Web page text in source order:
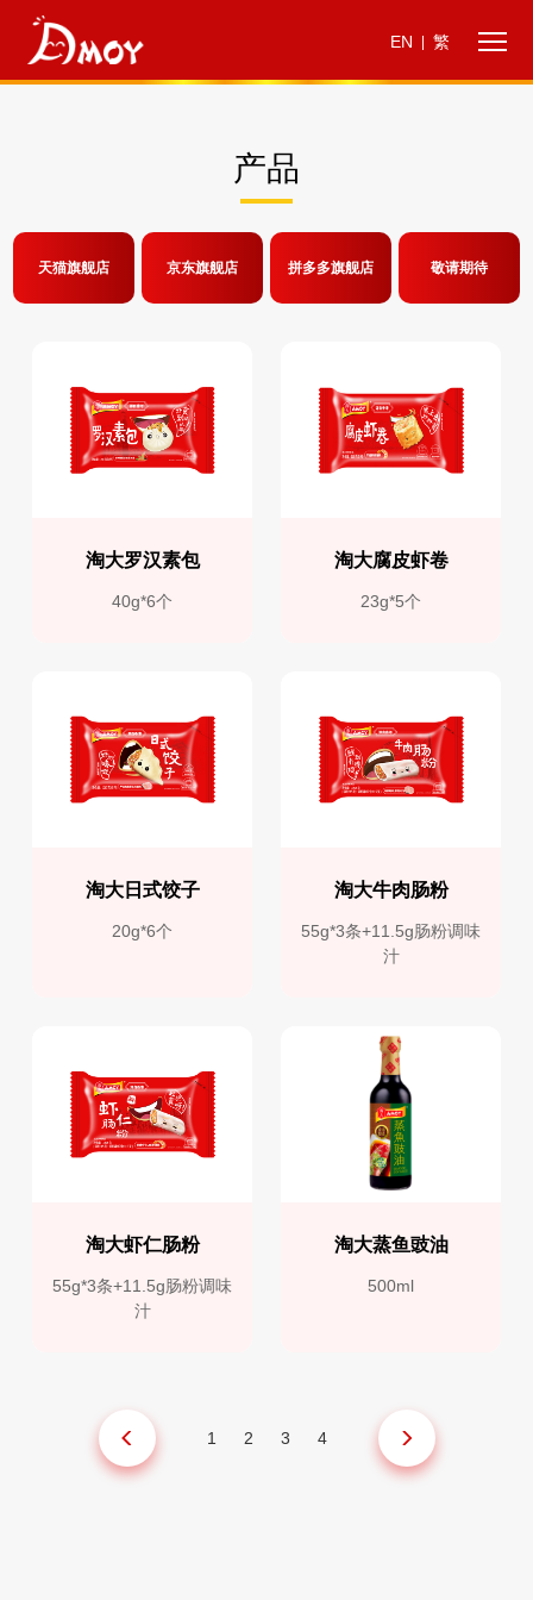
EN 繁
产品
天猫旗舰店 京东旗舰店 拼多多旗舰店 敬请期待
淘大罗汉素包
40g*6个
淘大腐皮虾卷
23g*5个
淘大日式饺子
20g*6个
淘大牛肉肠粉
55g*3条+11.5g肠粉调味
汁
淘大虾仁肠粉
55g*3条+11.5g肠粉调味
汁
淘大蒸鱼豉油
500ml
1 2 3 4